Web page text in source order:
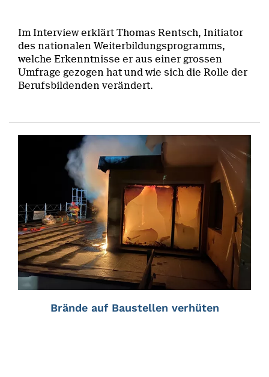
Im Interview erklärt Thomas Rentsch, Initiator
des nationalen Weiterbildungsprogramms,
welche Erkenntnisse er aus einer grossen
Umfrage gezogen hat und wie sich die Rolle der
Berufsbildenden verändert.
Brände auf Baustellen verhüten